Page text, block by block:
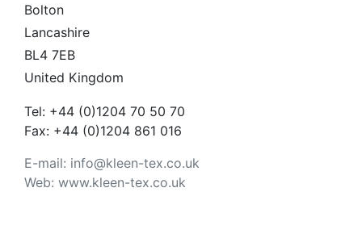
Bolton
Lancashire
BL4 7EB
United Kingdom
Tel: +44 (0)1204 70 50 70
Fax: +44 (0)1204 861 016
E-mail: info@kleen-tex.co.uk
Web: www.kleen-tex.co.uk